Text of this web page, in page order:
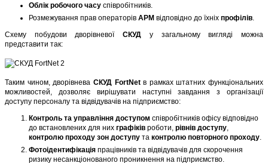
Облік робочого часу співробітників.
Розмежування прав операторів АРМ відповідно до їхніх профілів.
Схему побудови дворівневоїСКУД у загальному вигляді можна
представити так:
Таким чином, дворівнева СКУД FortNetв рамках штатних функціональних
можливостей, дозволяє вирішувати наступні завдання з організації
доступу персоналу та відвідувачів на підприємство:
Контроль та управління доступом співробітників офісу відповідно
до встановлених для них графіків роботи, рівнів доступу,
контролю проходу зон доступу та контролю повторного проходу.
Фотоідентифікація працівників та відвідувачів для скорочення
ризику несанкціонованого проникнення на підприємство.